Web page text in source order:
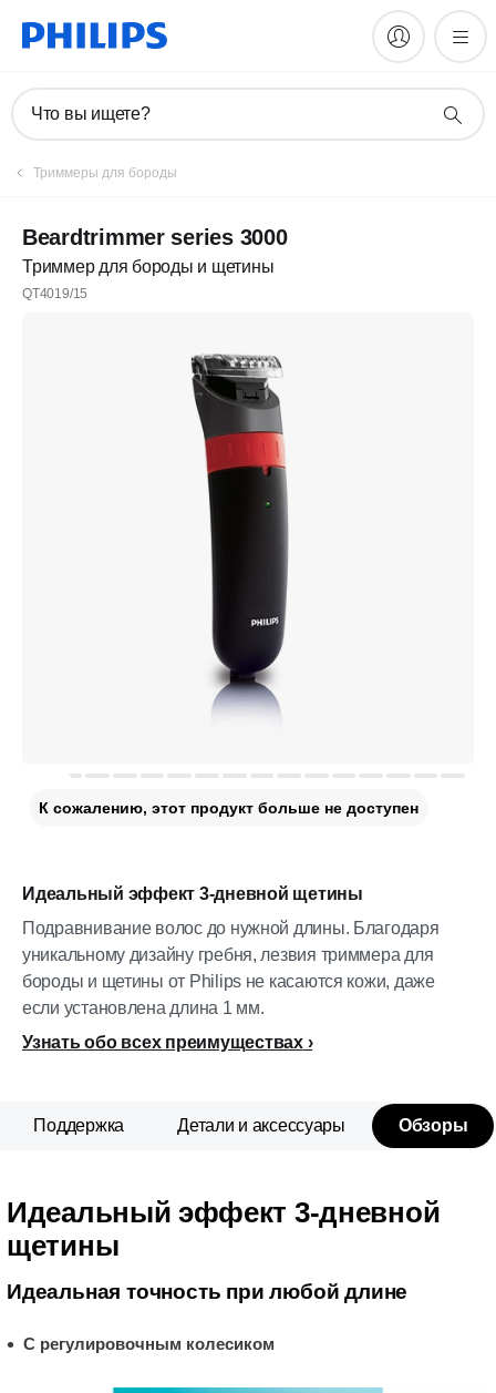
Что вы ищете?
Триммеры для бороды
Beardtrimmer series 3000
Триммер для бороды и щетины
QT4019/15
Идеальный эффект 3-дневной щетины
Подравнивание волос до нужной длины. Благодаря
уникальному дизайну гребня, лезвия триммера для
бороды и щетины от Philips не касаются кожи, даже
если установлена длина 1 мм.
Узнать обо всех преимуществах
К сожалению, этот продукт больше не доступен
Поддержка Детали и аксессуары Обзоры
Идеальный эффект 3-дневной
щетины
Идеальная точность при любой длине
С регулировочным колесиком